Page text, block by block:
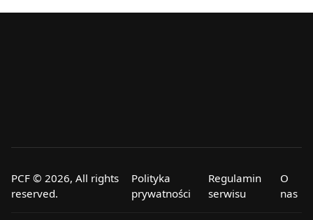
PCF © 2026, All rights
reserved.
Polityka
prywatności
Regulamin
serwisu
O
nas